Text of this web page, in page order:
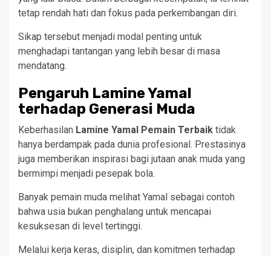
tetap rendah hati dan fokus pada perkembangan diri.
Sikap tersebut menjadi modal penting untuk
menghadapi tantangan yang lebih besar di masa
mendatang.
Pengaruh Lamine Yamal
terhadap Generasi Muda
Keberhasilan Lamine Yamal Pemain Terbaik tidak
hanya berdampak pada dunia profesional. Prestasinya
juga memberikan inspirasi bagi jutaan anak muda yang
bermimpi menjadi pesepak bola.
Banyak pemain muda melihat Yamal sebagai contoh
bahwa usia bukan penghalang untuk mencapai
kesuksesan di level tertinggi.
Melalui kerja keras, disiplin, dan komitmen terhadap